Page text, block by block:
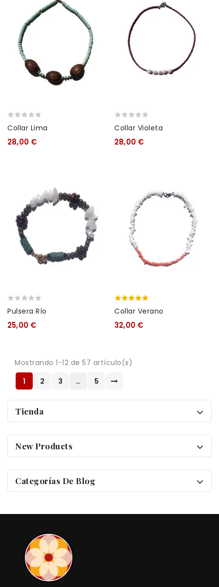
Collar Lima
28,00 €
Collar Violeta
28,00 €
Pulsera Río
25,00 €
Collar Verano
32,00 €
Mostrando 1-12 de 57 artículo(s)
1
2 3 … 5
Tienda
New Products
Categorías De Blog